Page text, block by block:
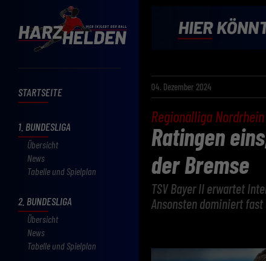
STARTSEITE
1. BUNDESLIGA
Übersicht
News
Tabelle und Spielplan
2. BUNDESLIGA
Übersicht
News
Tabelle und Spielplan
04. Dezember 2024
Regionalliga Nordrhein
Ratingen
der Bremse
TSV Bayer II erwartet
Ansonsten dominiert